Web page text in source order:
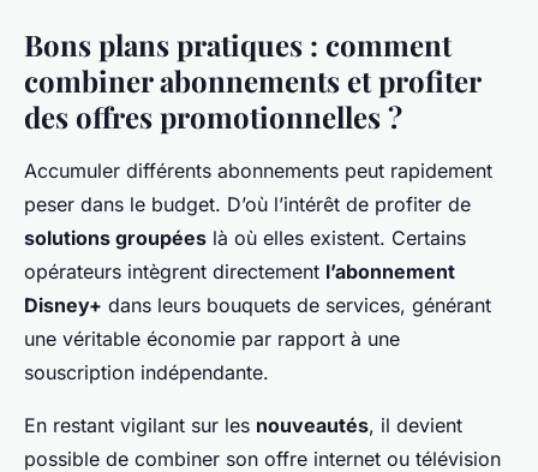
Bons plans pratiques : comment
combiner abonnements et profiter
des offres promotionnelles ?
Accumuler différents abonnements peut rapidement
peser dans le budget. D’où l’intérêt de profiter de
solutions groupées là où elles existent. Certains
opérateurs intègrent directement l’abonnement
Disney+ dans leurs bouquets de services, générant
une véritable économie par rapport à une
souscription indépendante.
En restant vigilant sur les nouveautés, il devient
possible de combiner son offre internet ou télévision